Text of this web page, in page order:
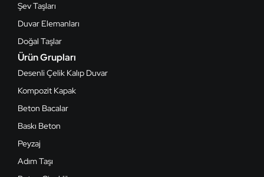
Şev Taşları
Duvar Elemanları
Doğal Taşlar
Ürün Grupları
Desenli Çelik Kalıp Duvar
Kompozit Kapak
Beton Bacalar
Baskı Beton
Peyzaj
Adım Taşı